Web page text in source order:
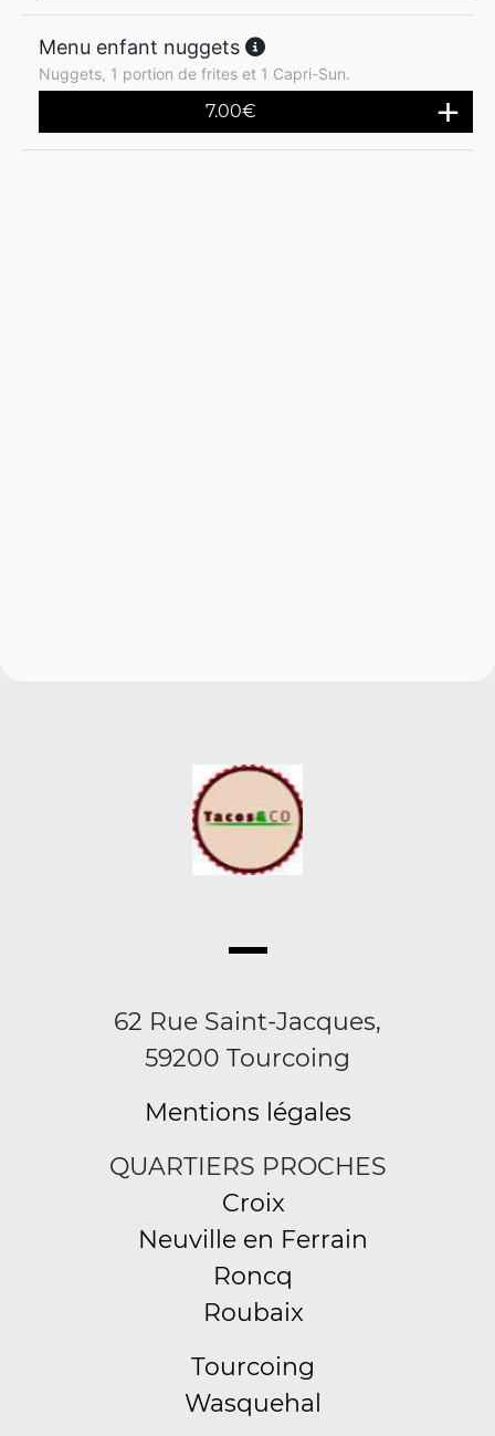
Menu enfant nuggets
Nuggets, 1 portion de frites et 1 Capri-Sun.
7.00€
62 Rue Saint-Jacques,
59200 Tourcoing
Mentions légales
QUARTIERS PROCHES
Croix
Neuville en Ferrain
Roncq
Roubaix
Tourcoing
Wasquehal